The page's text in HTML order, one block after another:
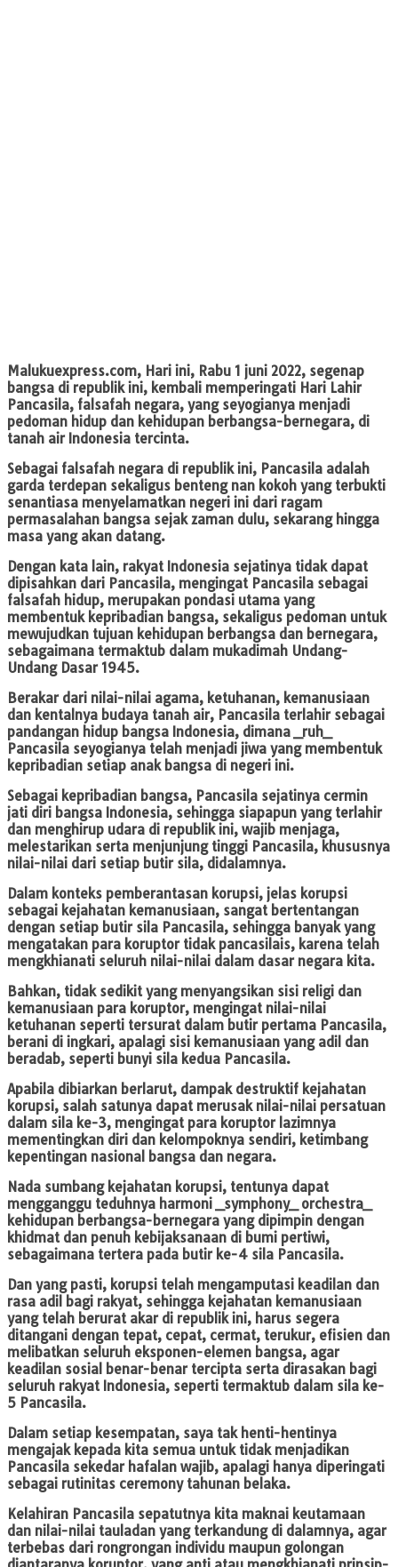
Malukuexpress.com, Hari ini, Rabu 1 juni 2022, segenap
bangsa di republik ini, kembali memperingati Hari Lahir
Pancasila, falsafah negara, yang seyogianya menjadi
pedoman hidup dan kehidupan berbangsa-bernegara, di
tanah air Indonesia tercinta.
Sebagai falsafah negara di republik ini, Pancasila adalah
garda terdepan sekaligus benteng nan kokoh yang terbukti
senantiasa menyelamatkan negeri ini dari ragam
permasalahan bangsa sejak zaman dulu, sekarang hingga
masa yang akan datang.
Dengan kata lain, rakyat Indonesia sejatinya tidak dapat
dipisahkan dari Pancasila, mengingat Pancasila sebagai
falsafah hidup, merupakan pondasi utama yang
membentuk kepribadian bangsa, sekaligus pedoman untuk
mewujudkan tujuan kehidupan berbangsa dan bernegara,
sebagaimana termaktub dalam mukadimah Undang-
Undang Dasar 1945.
Berakar dari nilai-nilai agama, ketuhanan, kemanusiaan
dan kentalnya budaya tanah air, Pancasila terlahir sebagai
pandangan hidup bangsa Indonesia, dimana _ruh_
Pancasila seyogianya telah menjadi jiwa yang membentuk
kepribadian setiap anak bangsa di negeri ini.
Sebagai kepribadian bangsa, Pancasila sejatinya cermin
jati diri bangsa Indonesia, sehingga siapapun yang terlahir
dan menghirup udara di republik ini, wajib menjaga,
melestarikan serta menjunjung tinggi Pancasila, khususnya
nilai-nilai dari setiap butir sila, didalamnya.
Dalam konteks pemberantasan korupsi, jelas korupsi
sebagai kejahatan kemanusiaan, sangat bertentangan
dengan setiap butir sila Pancasila, sehingga banyak yang
mengatakan para koruptor tidak pancasilais, karena telah
mengkhianati seluruh nilai-nilai dalam dasar negara kita.
Bahkan, tidak sedikit yang menyangsikan sisi religi dan
kemanusiaan para koruptor, mengingat nilai-nilai
ketuhanan seperti tersurat dalam butir pertama Pancasila,
berani di ingkari, apalagi sisi kemanusiaan yang adil dan
beradab, seperti bunyi sila kedua Pancasila.
Apabila dibiarkan berlarut, dampak destruktif kejahatan
korupsi, salah satunya dapat merusak nilai-nilai persatuan
dalam sila ke-3, mengingat para koruptor lazimnya
mementingkan diri dan kelompoknya sendiri, ketimbang
kepentingan nasional bangsa dan negara.
Nada sumbang kejahatan korupsi, tentunya dapat
mengganggu teduhnya harmoni _symphony_ orchestra_
kehidupan berbangsa-bernegara yang dipimpin dengan
khidmat dan penuh kebijaksanaan di bumi pertiwi,
sebagaimana tertera pada butir ke-4 sila Pancasila.
Dan yang pasti, korupsi telah mengamputasi keadilan dan
rasa adil bagi rakyat, sehingga kejahatan kemanusiaan
yang telah berurat akar di republik ini, harus segera
ditangani dengan tepat, cepat, cermat, terukur, efisien dan
melibatkan seluruh eksponen-elemen bangsa, agar
keadilan sosial benar-benar tercipta serta dirasakan bagi
seluruh rakyat Indonesia, seperti termaktub dalam sila ke-
5 Pancasila.
Dalam setiap kesempatan, saya tak henti-hentinya
mengajak kepada kita semua untuk tidak menjadikan
Pancasila sekedar hafalan wajib, apalagi hanya diperingati
sebagai rutinitas ceremony tahunan belaka.
Kelahiran Pancasila sepatutnya kita maknai keutamaan
dan nilai-nilai tauladan yang terkandung di dalamnya, agar
terbebas dari rongrongan individu maupun golongan